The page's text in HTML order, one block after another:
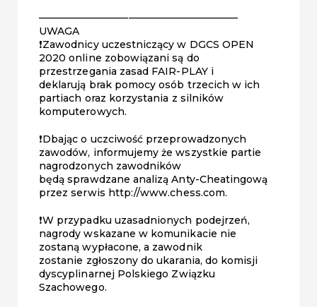
————————————————————
UWAGA
❗️Zawodnicy uczestniczący w DGCS OPEN
2020 online zobowiązani są do
przestrzegania zasad FAIR-PLAY i
deklarują brak pomocy osób trzecich w ich
partiach oraz korzystania z silników
komputerowych.
❗️Dbając o uczciwość przeprowadzonych
zawodów, informujemy że wszystkie partie
nagrodzonych zawodników
będą sprawdzane analizą Anty-Cheatingową
przez serwis http://www.chess.com.
❗️W przypadku uzasadnionych podejrzeń,
nagrody wskazane w komunikacie nie
zostaną wypłacone, a zawodnik
zostanie zgłoszony do ukarania, do komisji
dyscyplinarnej Polskiego Związku
Szachowego.